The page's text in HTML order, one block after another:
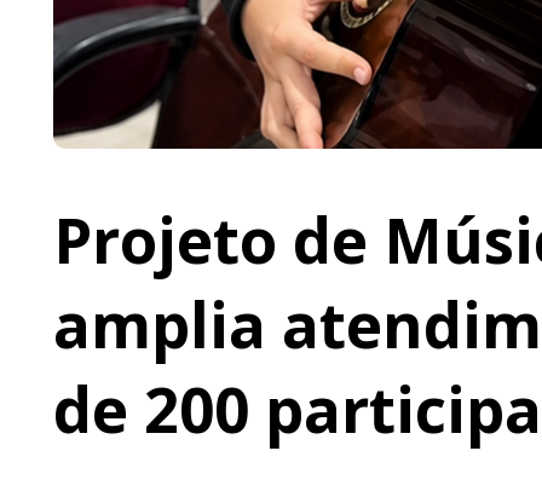
Projeto de
amplia
de 200